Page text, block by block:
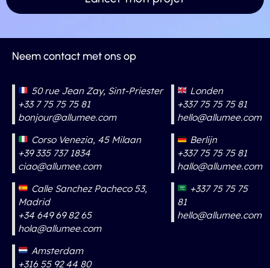
Neem contact met ons op
50 rue Jean Zay, Sint-Priester
+33 7 75 75 75 81
bonjour@allumee.com
Corso Venezia, 45 Milaan
+39 335 737 1834
ciao@allumee.com
Calle Sanchez Pacheco 53,
Madrid
+34 649 69 82 65
hola@allumee.com
Amsterdam
+316 55 92 44 80
Londen
+337 75 75 75 81
hello@allumee.com
Berlijn
+337 75 75 75 81
hallo@allumee.com
+337 75 75 75
81
hello@allumee.com